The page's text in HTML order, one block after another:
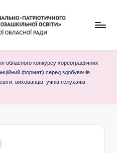
обласного конкурсу хореографічних
формат) серед здобувачів
вихованців, учнів і слухачів